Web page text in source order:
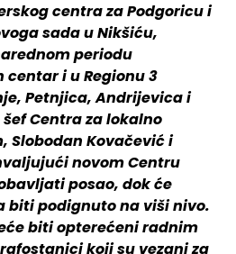
centra za Podgoricu i
sada u Nikšiću,
periodu
i u Regionu 3
Petnjica, Andrijevica i
šef Centra za lokalno
Slobodan Kovačević i
novom Centru
posao, dok će
biti podignuto na viši nivo.
biti opterećeni radnim
koji su vezani za